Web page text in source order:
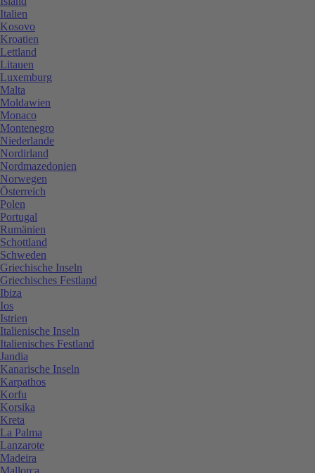
Italien
Kosovo
Kroatien
Lettland
Litauen
Luxemburg
Malta
Moldawien
Monaco
Montenegro
Niederlande
Nordirland
Nordmazedonien
Norwegen
Österreich
Polen
Portugal
Rumänien
Schottland
Schweden
Griechische Inseln
Griechisches Festland
Ibiza
Ios
Istrien
Italienische Inseln
Italienisches Festland
Jandia
Kanarische Inseln
Karpathos
Korfu
Korsika
Kreta
La Palma
Lanzarote
Madeira
Mallorca